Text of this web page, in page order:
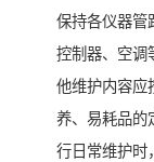
保持各仪器管
控制器、空调
他维护内容应
养、易耗品的
行日常维护时